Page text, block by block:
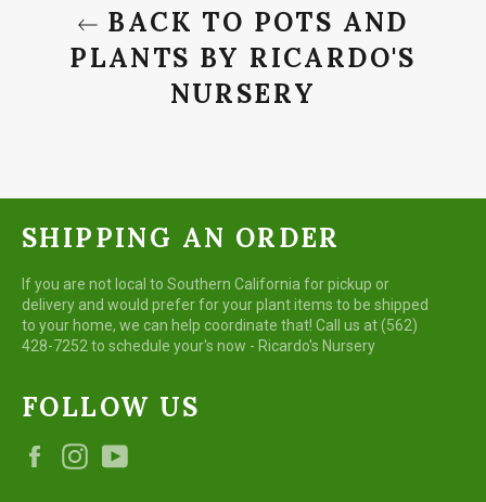
BACK TO POTS AND
PLANTS BY RICARDO'S
NURSERY
SHIPPING AN ORDER
If you are not local to Southern California for pickup or
delivery and would prefer for your plant items to be shipped
to your home, we can help coordinate that! Call us at (562)
428-7252 to schedule your's now - Ricardo's Nursery
FOLLOW US
FacebookInstagram